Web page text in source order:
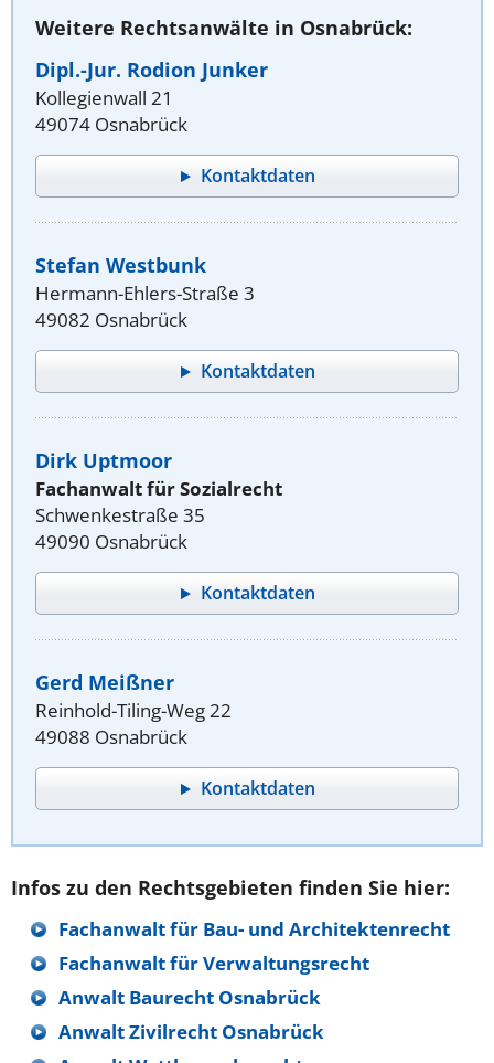
Weitere Rechtsanwälte in Osnabrück:
Dipl.-Jur. Rodion Junker
Kollegienwall 21
49074 Osnabrück
Kontaktdaten
Stefan Westbunk
Hermann-Ehlers-Straße 3
49082 Osnabrück
Kontaktdaten
Dirk Uptmoor
Fachanwalt für Sozialrecht
Schwenkestraße 35
49090 Osnabrück
Kontaktdaten
Gerd Meißner
Reinhold-Tiling-Weg 22
49088 Osnabrück
Kontaktdaten
Infos zu den Rechtsgebieten finden Sie hier:
Fachanwalt für Bau- und Architektenrecht
Fachanwalt für Verwaltungsrecht
Anwalt Baurecht Osnabrück
Anwalt Zivilrecht Osnabrück